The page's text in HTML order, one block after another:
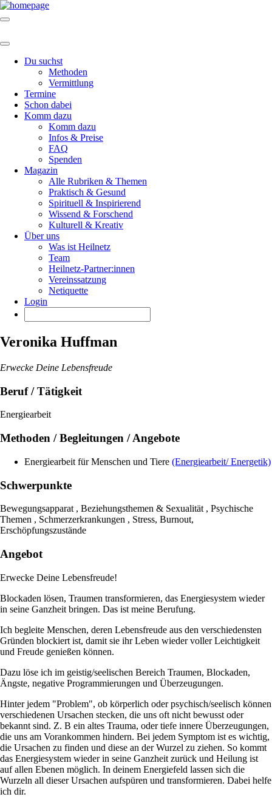
Du suchst
Methoden
Vermittlung
Termine
Schon dabei
Komm dazu
Komm dazu
Infos & Preise
FAQ
Spenden
Magazin
Alle Rubriken & Themen
Praktisch & Gesund
Spirituell & Inspirierend
Wissend & Forschend
Kulturell & Kreativ
Über uns
Was ist Heilnetz
Team
Heilnetz-Partner:innen
Vereinssatzung
Netiquette
Login
Veronika Huffman
Erwecke Deine Lebensfreude
Beruf / Tätigkeit
Energiearbeit
Methoden / Begleitungen / Angebote
Energiearbeit für Menschen und Tiere (Energiearbeit/ Energetik)
Schwerpunkte
Bewegungsapparat , Beziehungsthemen & Sexualität , Psychische
Themen , Schmerzerkrankungen , Stress, Burnout,
Erschöpfungszustände
Angebot
Erwecke Deine Lebensfreude!
Blockaden lösen, Traumen transformieren, das Energiesystem wieder
in seine Ganzheit bringen. Das ist meine Berufung.
Ich begleite Menschen, deren Lebensfreude aus den verschiedensten
Gründen blockiert ist, damit sie ihr Leben wieder voller Leichtigkeit
und Freude genießen können.
Dazu löse ich im geistig/seelischen Bereich Traumen, Blockaden,
Ängste, negative Programmierungen und Überzeugungen.
Hinter jedem "Problem", ob körperlich oder psychisch/seelisch können
verschiedenen Ursachen stecken, die uns oft nicht bewusst oder
bekannt sind. Z. B ein altes Trauma, oder tiefe innere Überzeugungen,
die uns am Vorankommen hindern. Bei jedem Symptom ist es wichtig,
die Ursachen zu finden und diese an der Wurzel zu ziehen. So kommt
das Energiesystem wieder in seine Ganzheit zurück und Heilung ist
auf allen Ebenen möglich. In deinem Energiefeld lassen sich die
Wurzeln all dieser Ursachen aufspüren und transformieren. Dabei helfe
ich dir.